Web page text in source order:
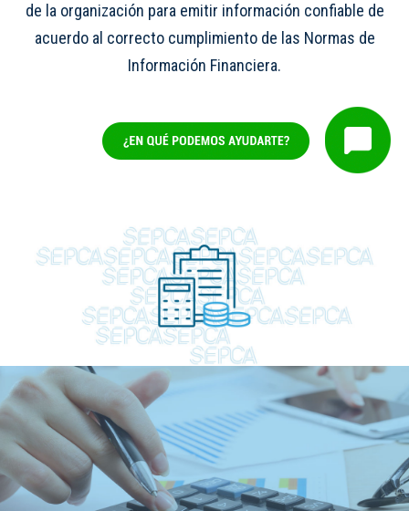
de la organización para emitir información confiable de
acuerdo al correcto cumplimiento de las Normas de
Información Financiera.